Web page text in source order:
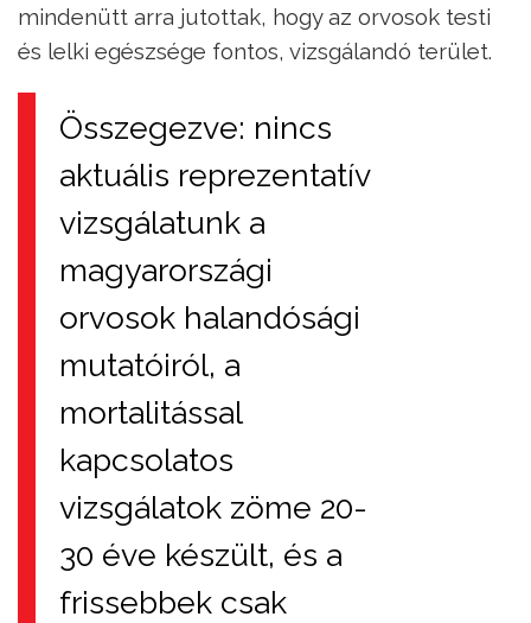
mindenütt arra jutottak, hogy az orvosok testi
és lelki egészsége fontos, vizsgálandó terület.
Összegezve: nincs
aktuális reprezentatív
vizsgálatunk a
magyarországi
orvosok halandósági
mutatóiról, a
mortalitással
kapcsolatos
vizsgálatok zöme 20-
30 éve készült, és a
frissebbek csak